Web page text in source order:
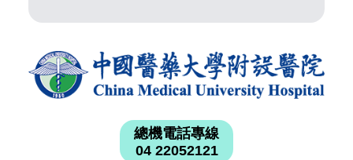
總機電話專線
04 22052121